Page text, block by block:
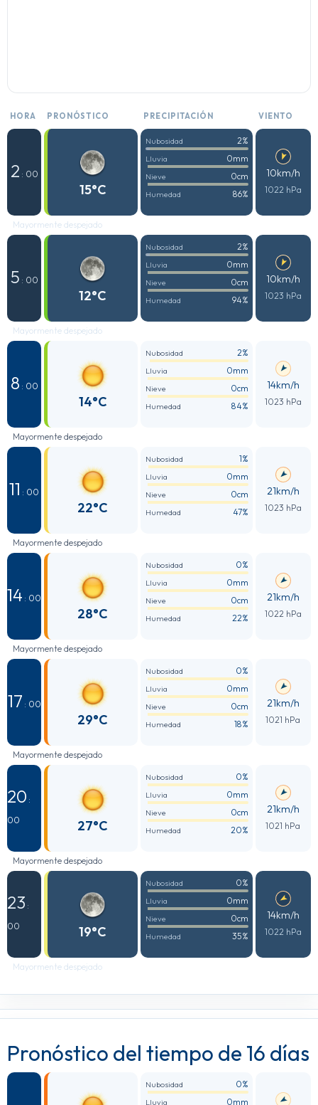
HORA PRONÓSTICO PRECIPITACIÓN VIENTO
2 : 00
15°C
Nubosidad 2%
Lluvia 0mm
Nieve 0cm
Humedad 86%
10km/h
1022 hPa
Mayormente despejado
5 : 00
12°C
Nubosidad 2%
Lluvia 0mm
Nieve 0cm
Humedad 94%
10km/h
1023 hPa
Mayormente despejado
8 : 00
14°C
Nubosidad 2%
Lluvia 0mm
Nieve 0cm
Humedad 84%
14km/h
1023 hPa
Mayormente despejado
11 : 00
22°C
Nubosidad 1%
Lluvia 0mm
Nieve 0cm
Humedad 47%
21km/h
1023 hPa
Mayormente despejado
14 : 00
28°C
Nubosidad 0%
Lluvia 0mm
Nieve 0cm
Humedad 22%
21km/h
1022 hPa
Mayormente despejado
17 : 00
29°C
Nubosidad 0%
Lluvia 0mm
Nieve 0cm
Humedad 18%
21km/h
1021 hPa
Mayormente despejado
20 :
00
27°C
Nubosidad 0%
Lluvia 0mm
Nieve 0cm
Humedad 20%
21km/h
1021 hPa
Mayormente despejado
23 :
00
19°C
Nubosidad 0%
Lluvia 0mm
Nieve 0cm
Humedad 35%
14km/h
1022 hPa
Mayormente despejado
Pronóstico del tiempo de 16 días
Nubosidad 0%
Lluvia 0mm